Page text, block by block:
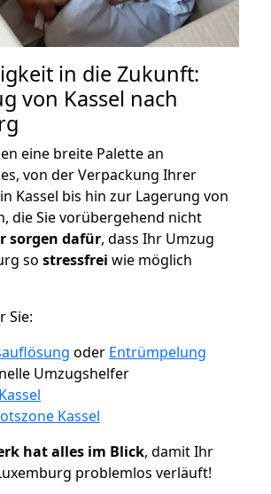
in die Zukunft:
von Kassel nach
eine breite Palette an
von der Verpackung Ihrer
Kassel bis hin zur Lagerung von
die Sie vorübergehend nicht
sorgen dafür, dass Ihr Umzug
so stressfrei wie möglich
Sie:
oder Entrümpelung
Umzugshelfer
Kassel
hat alles im Blick, damit Ihr
problemlos verläuft!